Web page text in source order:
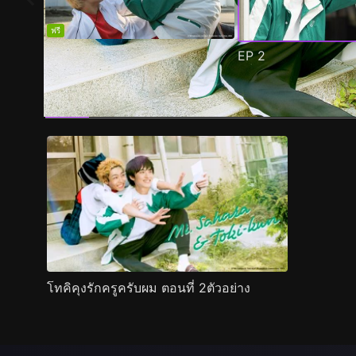
ฟรี
EP1 EP2
ตัวอย่าง ภาพนิ่ง เนื้อหาที่แนะนำ รายละเอียด
โทคิคุงรักครูครับผม ตอนที่ 2ตัวอย่าง